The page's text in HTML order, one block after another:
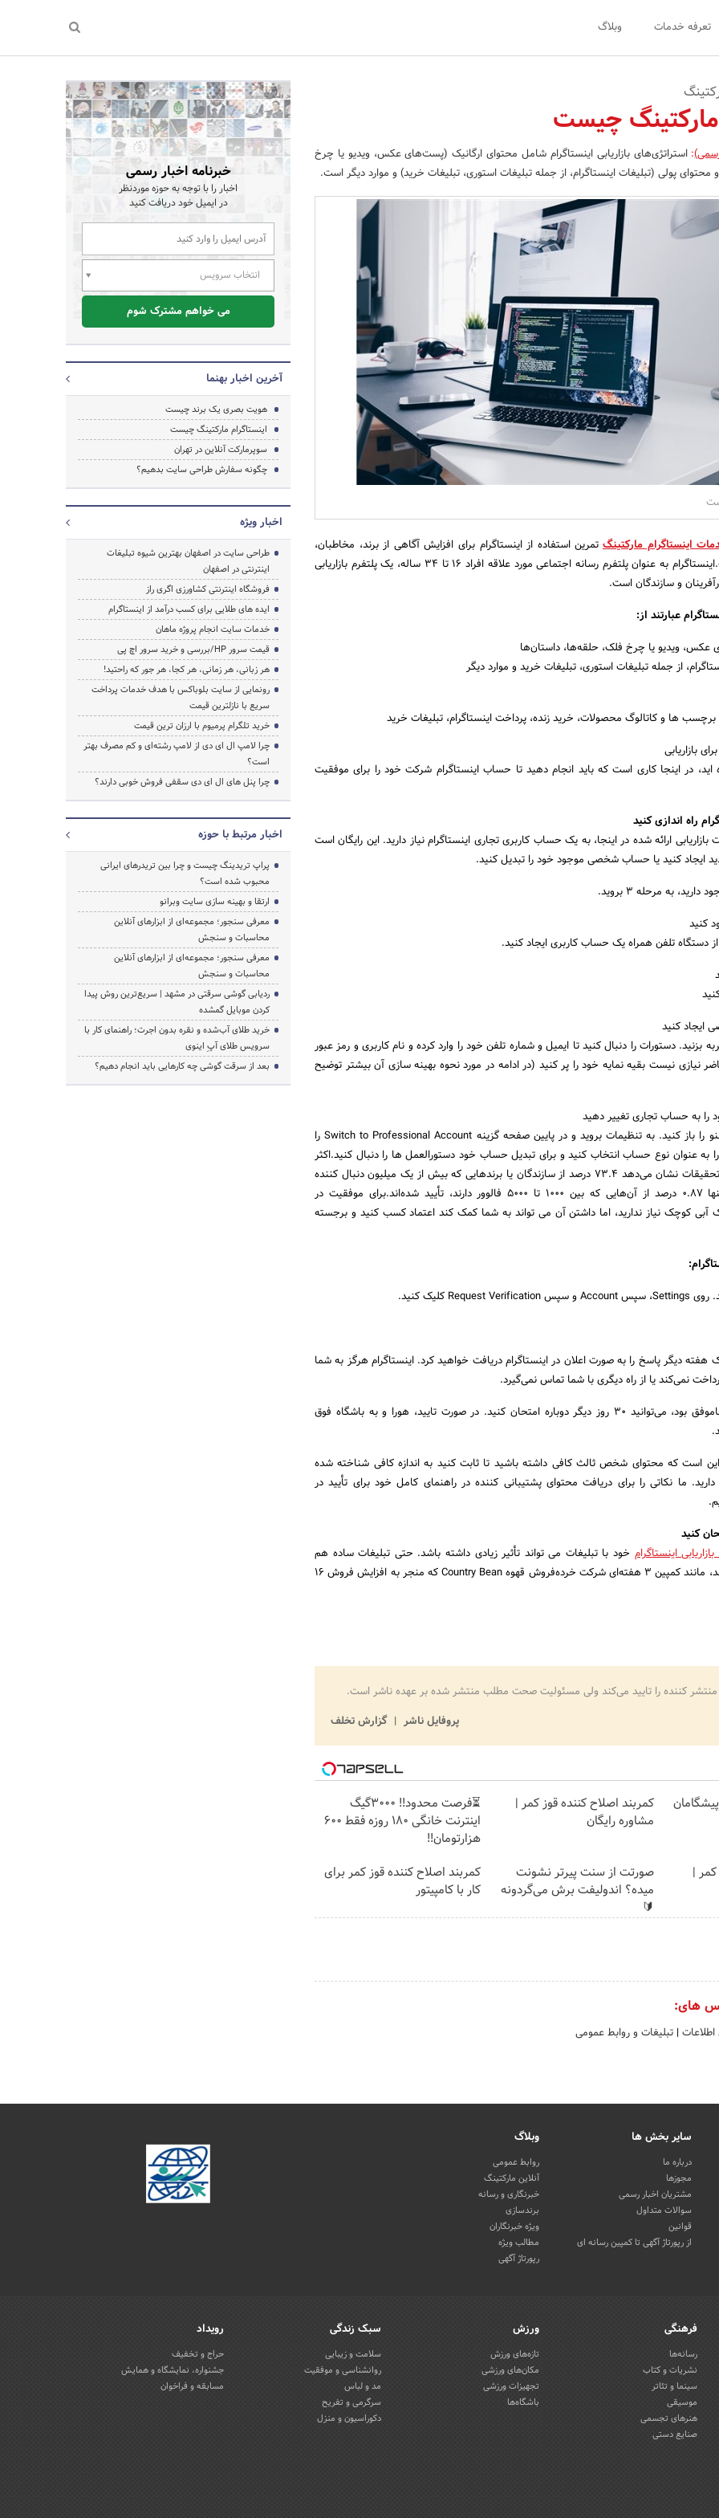
تعرفه خدمات وبلاگ
مارکتینگ چیست
:استراتژی‌های بازاریابی اینستاگرام شامل محتوای ارگانیک (پست‌های عکس، ویدیو یا چرخ
پولی (تبلیغات اینستاگرام، از جمله تبلیغات استوری، تبلیغات خرید) و موارد دیگر است.
اینستاگرام مارکتینگ تمرین استفاده از اینستاگرام برای افزایش آگاهی از برند، مخاطبان،
سرنخ‌ها و فروش شماست.اینستاگرام به عنوان پلتفرم رسانه اجتماعی مورد علاقه افراد 16 تا 34 ساله، یک پلتفرم بازاریابی
و سازندگان است.
عبارتند از:
ویدیو یا چرخ فلک، حلقه‌ها، داستان‌ها
از جمله تبلیغات استوری، تبلیغات خرید و موارد دیگر
ها و کاتالوگ محصولات، خرید زنده، پرداخت اینستاگرام، تبلیغات خرید
بازاریابی
اید، در اینجا کاری است که باید انجام دهید تا حساب اینستاگرام شرکت خود را برای موفقیت
راه اندازی کنید
بازاریابی ارائه شده در اینجا، به یک حساب کاربری تجاری اینستاگرام نیاز دارید. این رایگان است
ایجاد کنید یا حساب شخصی موجود خود را تبدیل کنید.
به مرحله 3 بروید.
کنید
دستگاه تلفن همراه یک حساب کاربری ایجاد کنید.
کنید
دستورات را دنبال کنید تا ایمیل و شماره تلفن خود را وارد کرده و نام کاربری و رمز عبور
نیازی نیست بقیه نمایه خود را پر کنید (در ادامه در مورد نحوه بهینه سازی آن بیشتر توضیح
به حساب تجاری تغییر دهید
به پروفایل خود بروید و منو را باز کنید. به تنظیمات بروید و در پایین صفحه گزینه Switch to Professional Account را
به عنوان نوع حساب انتخاب کنید و برای تبدیل حساب خود دستورالعمل ها را دنبال کنید.اکثر
شرکت‌ها تایید نشده اند. تحقیقات نشان می‌دهد 73.4 درصد از سازندگان یا برندهایی که بیش از یک میلیون دنبال کننده
دارند تأیید شده‌اند، اما تنها 0.87 درصد از آن‌هایی که بین 1000 تا 5000 فالوور دارند، تأیید شده‌اند.برای موفقیت در
آبی کوچک نیاز ندارید، اما داشتن آن می تواند به شما کمک کند اعتماد کسب کنید و برجسته
دیگر پاسخ را به صورت اعلان در اینستاگرام دریافت خواهید کرد. اینستاگرام هرگز به شما
نمی‌کند یا از راه دیگری با شما تماس نمی‌گیرد.
اگر درخواست تأیید شما ناموفق بود، می‌توانید 30 روز دیگر دوباره امتحان کنید. در صورت تایید، هورا و به باشگاه فوق
است که محتوای شخص ثالث کافی داشته باشید تا ثابت کنید به اندازه کافی شناخته شده
ما نکاتی را برای دریافت محتوای پشتیبانی کننده در راهنمای کامل خود برای تأیید در
کنید
اینستاگرام خود با تبلیغات می تواند تأثیر زیادی داشته باشد. حتی تبلیغات ساده هم
می‌توانند نتایجی کسب کنند، مانند کمپین 3 هفته‌ای شرکت خرده‌فروش قهوه Country Bean که منجر به افزایش فروش 16
کننده را تایید می‌کند ولی مسئولیت صحت مطلب منتشر شده بر عهده ناشر است.
پروفایل ناشر
گزارش تخلف
پیشگامان
کمربند اصلاح کننده قوز کمر |
مشاوره رایگان
⏳فرصت محدود!! 3000گیگ
اینترنت خانگی 180 روزه فقط 600
هزارتومان!!
کمر |
صورتت از سنت پیرتر نشونت
میده؟ اندولیفت برش می‌گردونه
🔰
کمربند اصلاح کننده قوز کمر برای
کار با کامپیتور
های:
| تبلیغات و روابط عمومی
خبرنامه اخبار رسمی
اخبار را با توجه به حوزه موردنظر
در ایمیل خود دریافت کنید
انتخاب سرویس
می خواهم مشترک شوم
آخرین اخبار بهنما
هویت بصری یک برند چیست
اینستاگرام مارکتینگ چیست
سوپرمارکت آنلاین در تهران
چگونه سفارش طراحی سایت بدهیم؟
اخبار ویژه
طراحی سایت در اصفهان بهترین شیوه تبلیغات
اینترنتی در اصفهان
فروشگاه اینترنتی کشاورزی اگری راز
ایده های طلایی برای کسب درآمد از اینستاگرام
خدمات سایت انجام پروژه ماهان
قیمت سرور HP/بررسی و خرید سرور اچ پی
هر زبانی، هر زمانی، هر کجا، هر جور که راحتید!
رونمایی از سایت بلوباکس با هدف خدمات پرداخت
سریع با نازلترین قیمت
خرید تلگرام پرمیوم با ارزان ترین قیمت
چرا لامپ ال ای دی از لامپ رشته‌ای و کم مصرف بهتر
است؟
چرا پنل های ال ای دی سقفی فروش خوبی دارند؟
اخبار مرتبط با حوزه
پراپ تریدینگ چیست و چرا بین تریدرهای ایرانی
محبوب شده است؟
ارتقا و بهینه سازی سایت وبرانو
معرفی سنجور؛ مجموعه‌ای از ابزارهای آنلاین
محاسبات و سنجش
معرفی سنجور؛ مجموعه‌ای از ابزارهای آنلاین
محاسبات و سنجش
ردیابی گوشی سرقتی در مشهد | سریع‌ترین روش پیدا
کردن موبایل گمشده
خرید طلای آب‌شده و نقره بدون اجرت؛ راهنمای کار با
سرویس طلای آپِ اینوی
بعد از سرقت گوشی چه کارهایی باید انجام دهیم؟
سایر بخش ها
درباره ما
مجوزها
مشتریان اخبار رسمی
سوالات متداول
قوانین
از رپورتاژ آگهی تا کمپین رسانه ای
وبلاگ
روابط عمومی
آنلاین مارکتینگ
خبرنگاری و رسانه
برندسازی
ویژه خبرنگاران
مطالب ویژه
رپورتاژ آگهی
فرهنگی
رسانه‌ها
نشریات و کتاب
سینما و تئاتر
موسیقی
هنرهای تجسمی
صنایع دستی
ورزش
تازه‌های ورزش
مکان‌های ورزشی
تجهیزات ورزشی
باشگاه‌ها
سبک زندگی
سلامت و زیبایی
روانشناسی و موفقیت
مد و لباس
سرگرمی و تفریح
دکوراسیون و منزل
رویداد
حراج و تخفیف
جشنواره، نمایشگاه و همایش
مسابقه و فراخوان